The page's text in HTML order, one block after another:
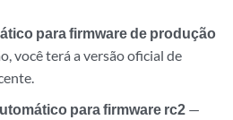
para firmware de produção
você terá a versão oficial de
para firmware rc2—